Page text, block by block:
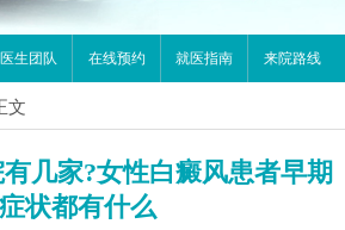
医生团队 在线预约 就医指南 来院路线
文
几家?女性白癜风患者早期
症状都有什么